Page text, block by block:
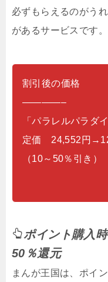
必ずもらえるのがう
があるサービスです。
割引後の価格
————–
「パラレルパラダイ
定価 24,552円
（10～50％引き）
ポイント購入
50％還元
まんが王国は、ポイ